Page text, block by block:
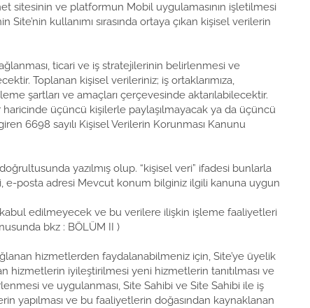
sitesinin ve platformun Mobil uygulamasının işletilmesi
kullanımı sırasında ortaya çıkan kişisel verilerin
ticari ve iş stratejilerinin belirlenmesi ve
Toplanan kişisel verileriniz; iş ortaklarımıza,
şartları ve amaçları çerçevesinde aktarılabilecektir.
üçüncü kişilerle paylaşılmayacak ya da üçüncü
6698 sayılı Kişisel Verilerin Korunması Kanunu
yazılmış olup. “kişisel veri” ifadesi bunlarla
e-posta adresi Mevcut konum bilginiz ilgili kanuna uygun
edilmeyecek ve bu verilere ilişkin işleme faaliyetleri
bkz : BÖLÜM II )
hizmetlerden faydalanabilmeniz için, Site’ye üyelik
hizmetlerin iyileştirilmesi yeni hizmetlerin tanıtılması ve
ve uygulanması, Site Sahibi ve Site Sahibi ile iş
yapılması ve bu faaliyetlerin doğasından kaynaklanan